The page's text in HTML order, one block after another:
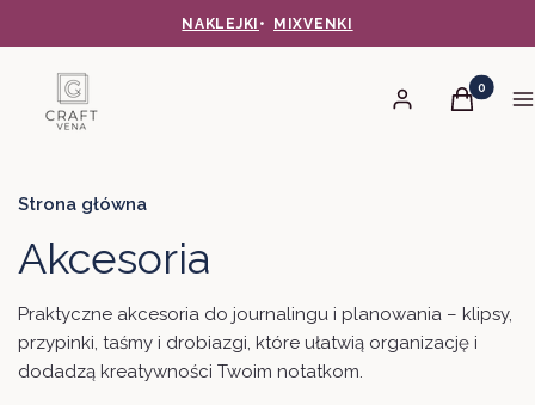
NAKLEJKI • MIXVENKI
Zaloguj sięProdukty
Koszyk
Strona główna
Akcesoria
Praktyczne akcesoria do journalingu i planowania – klipsy,
przypinki, taśmy i drobiazgi, które ułatwią organizację i
dodadzą kreatywności Twoim notatkom.